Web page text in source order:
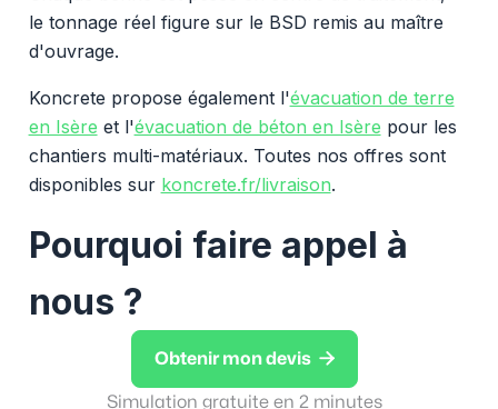
le tonnage réel figure sur le BSD remis au maître
d'ouvrage.
Koncrete propose également l'évacuation de terre
en Isère et l'évacuation de béton en Isère pour les
chantiers multi-matériaux. Toutes nos offres sont
disponibles sur koncrete.fr/livraison.
Pourquoi faire appel à
nous ?
Obtenir mon devis 
Simulation gratuite en 2 minutes